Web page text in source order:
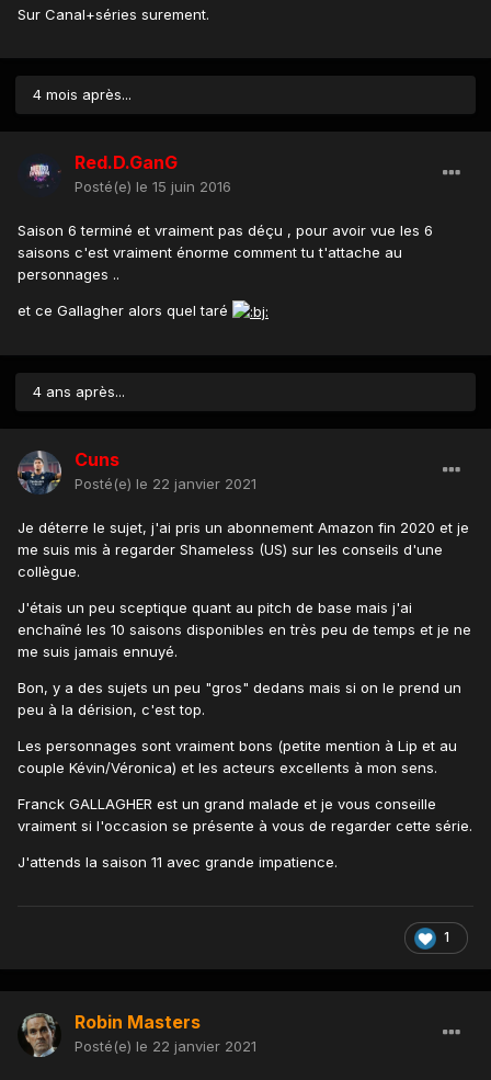
Sur Canal+séries surement.
4 mois après...
Red.D.GanG
Posté(e) le 15 juin 2016
Saison 6 terminé et vraiment pas déçu , pour avoir vue les 6
saisons c'est vraiment énorme comment tu t'attache au
personnages ..
et ce Gallagher alors quel taré
4 ans après...
Cuns
Posté(e) le 22 janvier 2021
Je déterre le sujet, j'ai pris un abonnement Amazon fin 2020 et je
me suis mis à regarder Shameless (US) sur les conseils d'une
collègue.
J'étais un peu sceptique quant au pitch de base mais j'ai
enchaîné les 10 saisons disponibles en très peu de temps et je ne
me suis jamais ennuyé.
Bon, y a des sujets un peu "gros" dedans mais si on le prend un
peu à la dérision, c'est top.
Les personnages sont vraiment bons (petite mention à Lip et au
couple Kévin/Véronica) et les acteurs excellents à mon sens.
Franck GALLAGHER est un grand malade et je vous conseille
vraiment si l'occasion se présente à vous de regarder cette série.
J'attends la saison 11 avec grande impatience.
1
Robin Masters
Posté(e) le 22 janvier 2021